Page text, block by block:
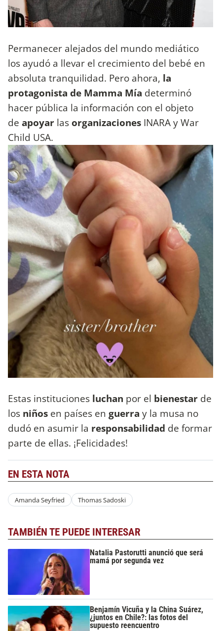
Permanecer alejados del mundo mediático
los ayudó a llevar el crecimiento del bebé en
absoluta tranquilidad. Pero ahora, la
protagonista de Mamma Mía determinó
hacer pública la información con el objeto
de apoyar las organizaciones INARAy War
Child USA.
Estas instituciones luchan por el bienestar de
los niños en países en guerra y la musa no
dudó en asumir la responsabilidad de formar
parte de ellas. ¡Felicidades!
EN ESTA NOTA
Amanda Seyfried Thomas Sadoski
TAMBIÉN TE PUEDE INTERESAR
Natalia Pastorutti anunció que será
mamá por segunda vez
Benjamín Vicuña y la China Suárez,
¿juntos en Chile?: las fotos del
supuesto reencuentro